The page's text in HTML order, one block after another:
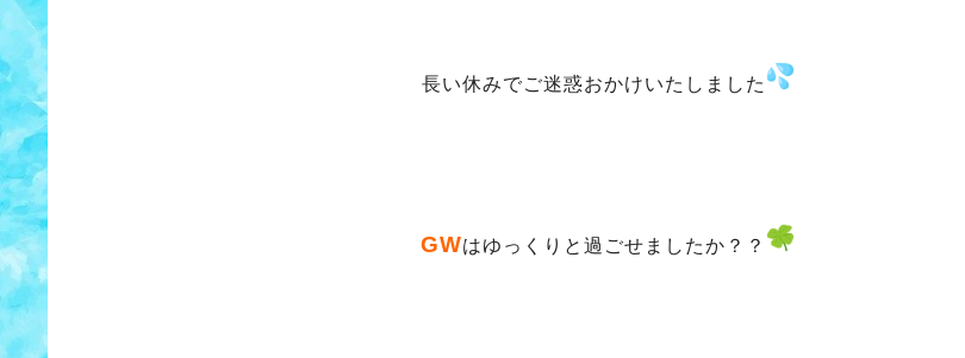
長い休みでご迷惑おかけいたしました
GWはゆっくりと過ごせましたか？？